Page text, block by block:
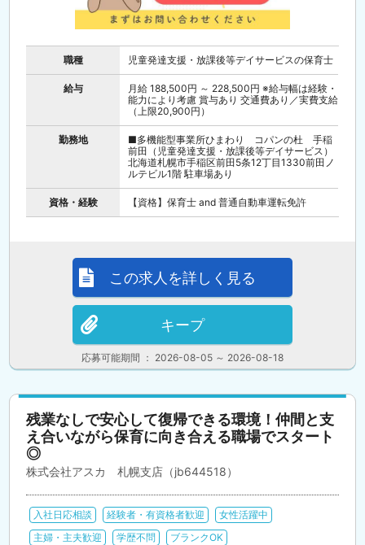
職種 児童発達支援・放課後等デイサービスの保育士
給与
月給 188,500円 ～ 228,500円 ※給与幅は経験・
能力により考慮 賞与あり 交通費あり／実費支給
（上限20,900円）
勤務地
■多機能型事業所ひまわり コパンの杜 手稲
前田（児童発達支援・放課後等デイサービス）
北海道札幌市手稲区前田5条12丁目1330前田ノ
ルテビル1階 駐車場あり
資格・経験 【資格】保育士 and 普通自動車運転免許
応募可能期間 ： 2026-08-05 ～ 2026-08-18
この求人を詳しく見る
キープ
残業なしで安心して復帰できる環境！仲間と支
え合いながら保育に向き合える職場でスタート
◎
株式会社アスカ 札幌支店（jb644518）
入社日応相談 経験者・有資格者歓迎
女性活躍中
主婦・主夫歓迎
学歴不問 ブランクOK